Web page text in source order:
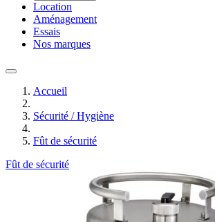
Location
Aménagement
Essais
Nos marques
Accueil
Sécurité / Hygiène
Fût de sécurité
Fût de sécurité